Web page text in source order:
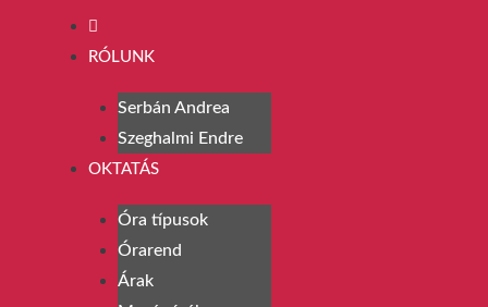
RÓLUNK
Serbán Andrea
Szeghalmi Endre
OKTATÁS
Óra típusok
Órarend
Árak